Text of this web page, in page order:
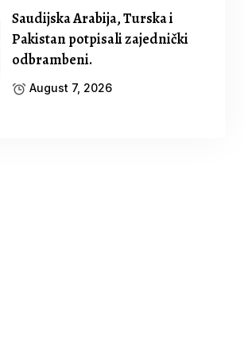
Saudijska Arabija, Turska i
Pakistan potpisali zajednički
odbrambeni.
August 7, 2026